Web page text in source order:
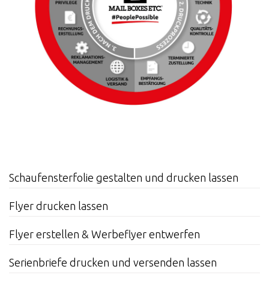
Schaufensterfolie gestalten und drucken lassen
Flyer drucken lassen
Flyer erstellen & Werbeflyer entwerfen
Serienbriefe drucken und versenden lassen